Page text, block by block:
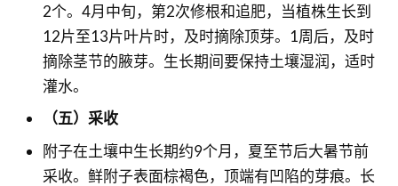
2个。4月中旬，第2次修根和追肥，当植株生长到
12片至13片叶片时，及时摘除顶芽。1周后，及时
摘除茎节的腋芽。生长期间要保持土壤湿润，适时
灌水。
（五）采收
附子在土壤中生长期约9个月，夏至节后大暑节前
采收。鲜附子表面棕褐色，顶端有凹陷的芽痕。长